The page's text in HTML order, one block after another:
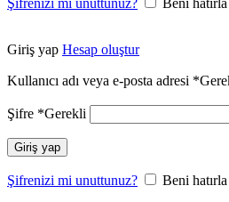
Şifrenizi mi unuttunuz? Beni hatırla
Giriş yap Hesap oluştur
Kullanıcı adı veya e-posta adresi *
Şifre *Gerekli
Giriş yap
Şifrenizi mi unuttunuz?
Beni hatırla